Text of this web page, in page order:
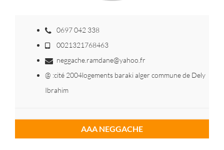
0697 042 338
0021321768463
neggache.ramdane@yahoo.fr
@ :cité 2004logements baraki alger commune de Dely
Ibrahim
AAA NEGGACHE